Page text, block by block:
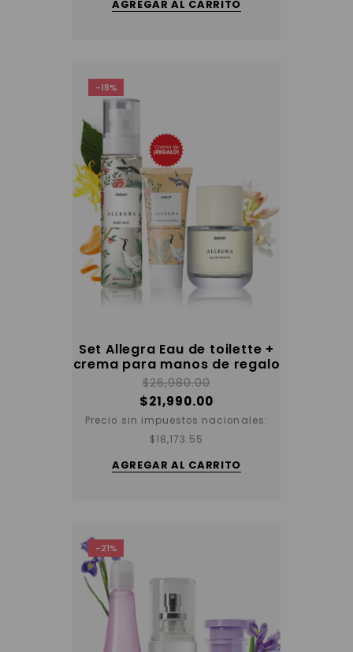
AGREGAR AL CARRITO
-18%
Set Allegra Eau de toilette +
crema para manos de regalo
$26,980.00
$21,990.00
Precio sin impuestos nacionales:
$18,173.55
AGREGAR AL CARRITO
-21%